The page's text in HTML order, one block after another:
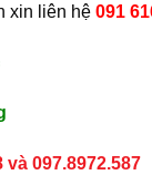
xin liên hệ 091
và 097.8972.587